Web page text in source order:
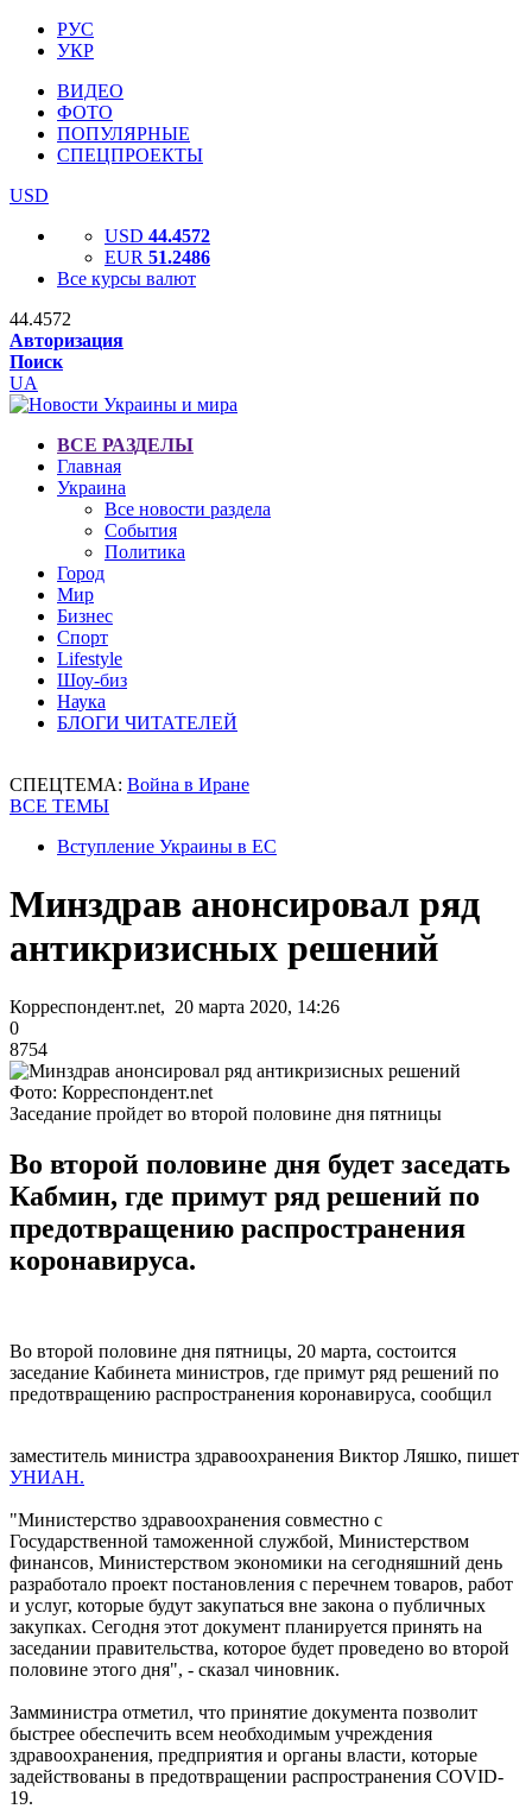
РУС
УКР
ВИДЕО
ФОТО
ПОПУЛЯРНЫЕ
СПЕЦПРОЕКТЫ
USD
USD 44.4572
EUR 51.2486
Все курсы валют
44.4572
Авторизация
Поиск
UA
ВСЕ РАЗДЕЛЫ
Главная
Украина
Все новости раздела
События
Политика
Город
Мир
Бизнес
Спорт
Lifestyle
Шоу-биз
Наука
БЛОГИ ЧИТАТЕЛЕЙ
СПЕЦТЕМА: Война в Иране
ВСЕ ТЕМЫ
Вступление Украины в ЕС
Минздрав анонсировал ряд
антикризисных решений
Корреспондент.net, 20 марта 2020, 14:26
0
8754
Фото: Корреспондент.net
Заседание пройдет во второй половине дня пятницы
Во второй половине дня будет заседать
Кабмин, где примут ряд решений по
предотвращению распространения
коронавируса.
Во второй половине дня пятницы, 20 марта, состоится
заседание Кабинета министров, где примут ряд решений по
предотвращению распространения коронавируса, сообщил
заместитель министра здравоохранения Виктор Ляшко, пишет
УНИАН.
"Министерство здравоохранения совместно с
Государственной таможенной службой, Министерством
финансов, Министерством экономики на сегодняшний день
разработало проект постановления с перечнем товаров, работ
и услуг, которые будут закупаться вне закона о публичных
закупках. Сегодня этот документ планируется принять на
заседании правительства, которое будет проведено во второй
половине этого дня", - сказал чиновник.
Замминистра отметил, что принятие документа позволит
быстрее обеспечить всем необходимым учреждения
здравоохранения, предприятия и органы власти, которые
задействованы в предотвращении распространения COVID-
19.